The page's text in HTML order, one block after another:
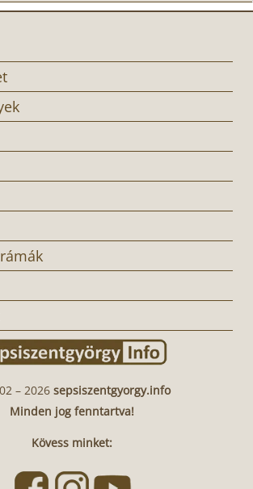
– 2026 sepsiszentgyorgy.info
Minden jog fenntartva!
Kövess minket: